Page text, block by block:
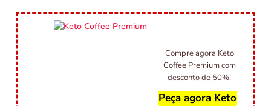
Compre agora Keto
Coffee Premium com
desconto de 50%!
Peça agora Keto